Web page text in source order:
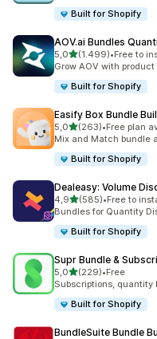
Built for Shopify
AOV.ai Bundles
5,05 yıldız üzerinden
(1.499)
toplam 1499 •Free to
Grow AOV with
Built for Shopify
Easify Box Bundle
5,05 yıldız üzerinden
(263)
toplam 263•Free plan
Mix and Match bundle
Built for Shopify
Dealeasy: Volume
4,95 yıldız üzerinden
(585)
toplam 585•Free to
Bundles for Quantity
Built for Shopify
Supr Bundle &
5,05 yıldız üzerinden
(229)
toplam 229 •Free
Subscriptions, quantity
Built for Shopify
BundleSuite Bundle